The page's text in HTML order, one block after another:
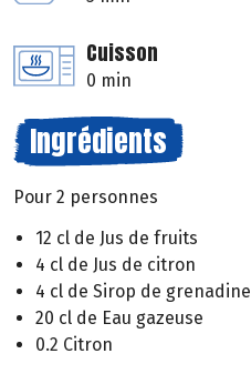
Cuisson
0 min
Ingrédients
Pour 2 personnes
12 cl de Jus de fruits
4 cl de Jus de citron
4 cl de Sirop de grenadine
20 cl de Eau gazeuse
0.2 Citron